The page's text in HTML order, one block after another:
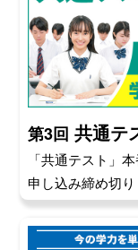
第3回 共通テ
「共通テスト」
申し込み締め切